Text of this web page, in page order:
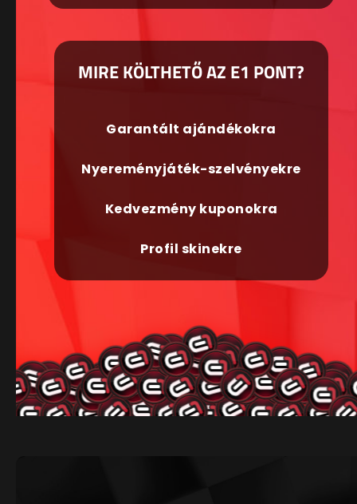
MIRE KÖLTHETŐ AZ E1 PONT?
Garantált ajándékokra
Nyereményjáték-szelvényekre
Kedvezmény kuponokra
Profil skinekre